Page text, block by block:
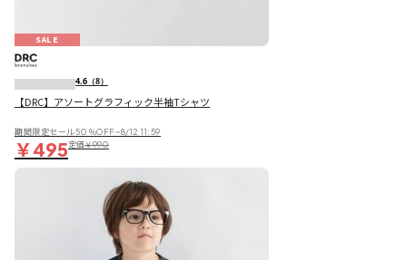
SALE
4.6 （8）
【DRC】アソートグラフィック半袖Tシャツ
期間限定セール50％OFF~8/12 11:59
￥495定価￥990